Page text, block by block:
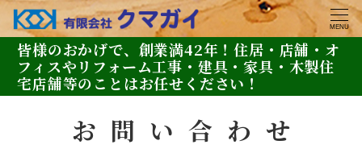
MENU
皆様のおかげで、創業満42年！住居・店舗・オ
フィスやリフォーム工事・建具・家具・木製住
宅店舗等のことはお任せください！
お問い合わ せ